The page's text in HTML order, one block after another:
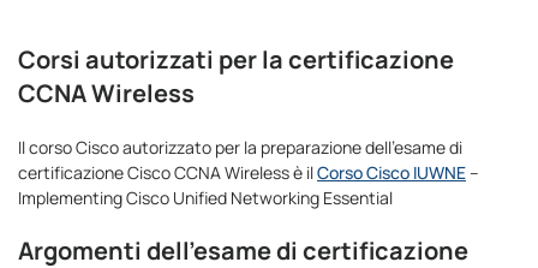
Corsi autorizzati per la certificazione
CCNA Wireless
Il corso Cisco autorizzato per la preparazione dell’esame di
certificazione Cisco CCNA Wireless è ilCorso Cisco IUWNE–
Implementing Cisco Unified Networking Essential
Argomenti dell’esame di certificazione